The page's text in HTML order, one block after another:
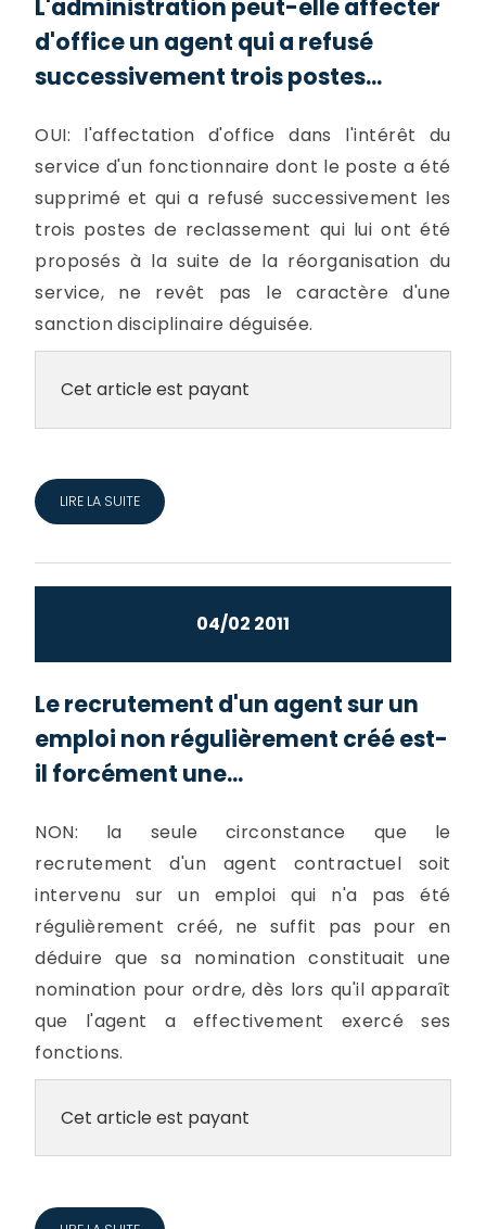
L'administration peut-elle affecter
d'office un agent qui a refusé
successivement trois postes...
OUI: l'affectation d'office dans l'intérêt du
service d'un fonctionnaire dont le poste a été
supprimé et qui a refusé successivement les
trois postes de reclassement qui lui ont été
proposés à la suite de la réorganisation du
service, ne revêt pas le caractère d'une
sanction disciplinaire déguisée.
Cet article est payant
LIRE LA SUITE
04/02 2011
Le recrutement d'un agent sur un
emploi non régulièrement créé est-
il forcément une...
NON: la seule circonstance que le
recrutement d'un agent contractuel soit
intervenu sur un emploi qui n'a pas été
régulièrement créé, ne suffit pas pour en
déduire que sa nomination constituait une
nomination pour ordre, dès lors qu'il apparaît
que l'agent a effectivement exercé ses
fonctions.
Cet article est payant